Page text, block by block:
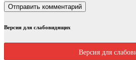
Версия для слабовидящих
Версия для